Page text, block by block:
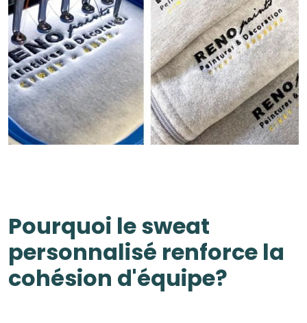
Pourquoi le sweat
personnalisé renforce la
cohésion d'équipe?